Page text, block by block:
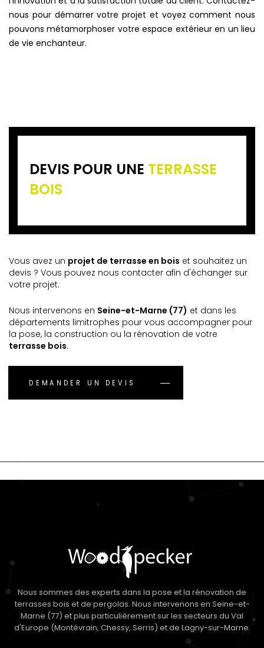
nous pour démarrer votre projet et voyez comment nous
pouvons métamorphoser votre espace extérieur en un lieu
de vie enchanteur.
DEVIS POUR UNE TERRASSE
BOIS
Vous avez un projet de terrasse en bois et souhaitez un
devis ? Vous pouvez nous contacter afin d'échanger sur
votre projet.
Nous intervenons en Seine-et-Marne (77) et dans les
départements limitrophes pour vous accompagner pour
la pose, la construction ou la rénovation de votre
terrasse bois.
DEMANDER UN DEVIS
Nous sommes des experts dans la pose et la rénovation de
terrasses bois et de pergolas. Nous intervenons en Seine-et-
Marne (77) et plus particulièrement sur les secteurs du Val
d'Europe (Montévrain, Chessy, Serris) et de Lagny-sur-Marne.